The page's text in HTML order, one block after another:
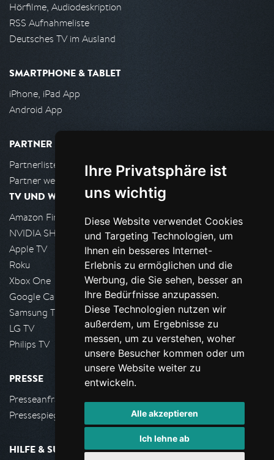
Ihre Privatsphäre ist
uns wichtig
Diese Website verwendet Cookies
und Targeting Technologien, um
Ihnen ein besseres Internet-
Erlebnis zu ermöglichen und die
Werbung, die Sie sehen, besser an
Ihre Bedürfnisse anzupassen.
Diese Technologien nutzen wir
außerdem, um Ergebnisse zu
messen, um zu verstehen, woher
unsere Besucher kommen oder um
unsere Website weiter zu
entwickeln.
Alle akzeptieren
Ich lehne ab
Hörfilme, Audiodeskription
RSS Aufnahmeliste
Deutsches TV im Ausland
SMARTPHONE & TABLET
iPhone, iPad App
Android App
PARTNER
Partnerliste
Partner werden
TV UND WOHNZIMMER
Amazon FireTV
NVIDIA SHIELD, Google TV
Apple TV
Roku
Xbox One
Google Cast
Samsung TV
LG TV
Philips TV
PRESSE
Presseanfrage stellen
Pressespiegel
HILFE & SUPPORT